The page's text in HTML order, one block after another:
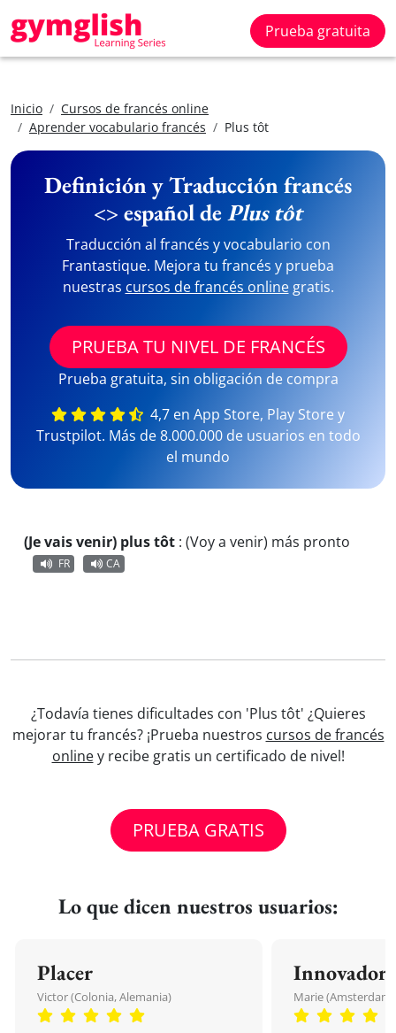
Prueba gratuita
Inicio
Cursos de francés online
Aprender vocabulario francés
Plus tôt
Definición y Traducción francés
<> español dePlus tôt
Traducción al francés y vocabulario con
Frantastique. Mejora tu francés y prueba
nuestras cursos de francés onlinegratis.
PRUEBA TU NIVEL DE FRANCÉS
Prueba gratuita, sin obligación de compra
4,7 en App Store, Play Store y
Trustpilot. Más de 8.000.000 de usuarios en todo
el mundo
(Je vais venir) plus tôt : (Voy a venir) más pronto
FR CA
¿Todavía tienes dificultades con 'Plus tôt' ¿Quieres
mejorar tu francés? ¡Prueba nuestros cursos de francés
onliney recibe gratis un certificado de nivel!
PRUEBA GRATIS
Lo que dicen nuestros usuarios:
Placer
Victor (Colonia, Alemania)
Innovador
Marie (Amsterdam,